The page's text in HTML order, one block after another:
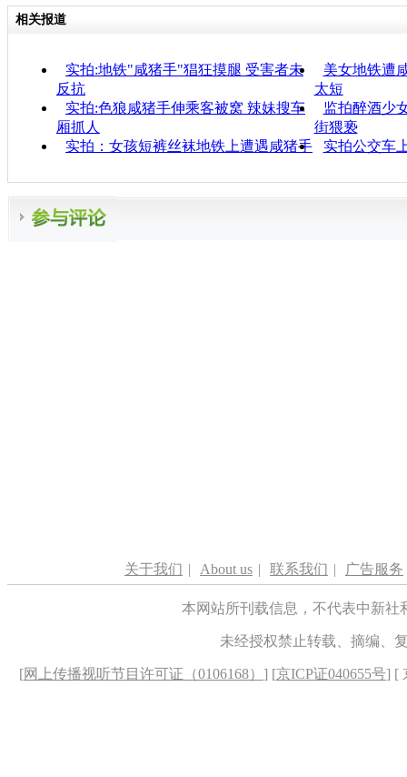
相关报道
实拍:地铁"咸猪手"猖狂摸腿 受害者未
反抗
美女地铁遭
太短
实拍:色狼咸猪手伸乘客被窝 辣妹搜车
厢抓人
监拍醉酒少
街猥亵
实拍：女孩短裤丝袜地铁上遭遇咸猪手
实拍公交车
关于我们 | About us | 联系我们 | 广告服务
本网站所刊载信息，不代表中新
未经授权禁止转载、摘编、
[网上传播视听节目许可证（0106168） ] [京ICP证040655号] [